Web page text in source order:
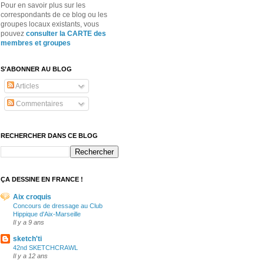
Pour en savoir plus sur les
correspondants de ce blog ou les
groupes locaux existants, vous
pouvez consulter la CARTE des
membres et groupes
S’ABONNER AU BLOG
Articles
Commentaires
RECHERCHER DANS CE BLOG
ÇA DESSINE EN FRANCE !
Aix croquis
Concours de dressage au Club
Hippique d'Aix-Marseille
Il y a 9 ans
sketch'ti
42nd SKETCHCRAWL
Il y a 12 ans